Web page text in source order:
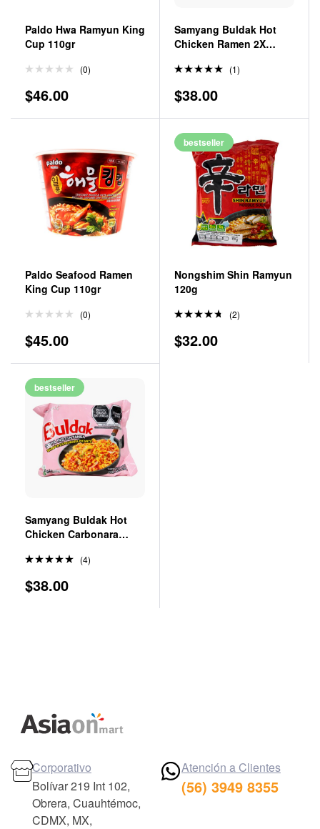
Paldo Hwa Ramyun King
Cup 110gr
(0)
$46.00
Samyang Buldak Hot
Chicken Ramen 2X
en5.00
de 5
(1)
$38.00
Paldo Seafood Ramen
King Cup 110gr
(0)
$45.00
bestseller
Nongshim Shin Ramyun
120g
o en
4.50de
(2)
$32.00
bestseller
Samyang Buldak Hot
Chicken Carbonara
en5.00
de 5
(4)
$38.00
Corporativo
Bolívar 219 Int 102,
Obrera, Cuauhtémoc,
CDMX, MX,
Atención a Clientes
(56) 3949 8355